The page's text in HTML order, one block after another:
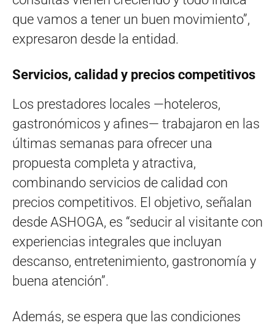
que vamos a tener un buen movimiento”,
expresaron desde la entidad.
Servicios, calidad y precios competitivos
Los prestadores locales —hoteleros,
gastronómicos y afines— trabajaron en las
últimas semanas para ofrecer una
propuesta completa y atractiva,
combinando servicios de calidad con
precios competitivos. El objetivo, señalan
desde ASHOGA, es “seducir al visitante con
experiencias integrales que incluyan
descanso, entretenimiento, gastronomía y
buena atención”.
Además, se espera que las condiciones